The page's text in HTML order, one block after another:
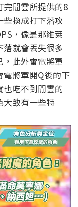
完閒雲所提供的8
換成打下落攻
，像是那維萊
就會丟失很多
此外雷電將軍
電將軍開Q後的下
也吃不到閒雲的
大致有一些特